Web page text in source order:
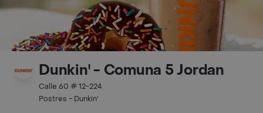
Dunkin' - Comuna 5 Jordan
Calle 60 # 12-224
Postres - Dunkin'